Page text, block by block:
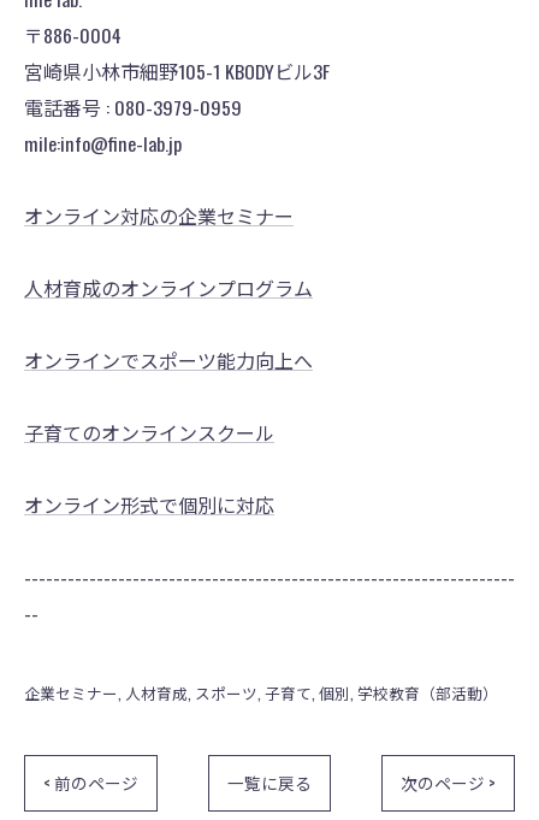
〒886-0004
宮崎県小林市細野105-1 KBODYビル3F
電話番号 : 080-3979-0959
mile:info@fine-lab.jp
オンライン対応の企業セミナー
人材育成のオンラインプログラム
オンラインでスポーツ能力向上へ
子育てのオンラインスクール
オンライン形式で個別に対応
--------------------------------------------------------------------
--
企業セミナー 人材育成 スポーツ 子育て 個別 学校教育（部活動）
< 前のページ 一覧に戻る 次のページ >